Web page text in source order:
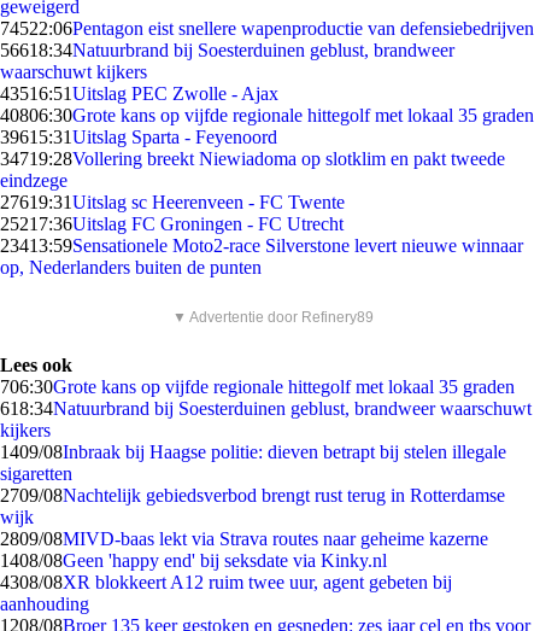
geweigerd
74522:06Pentagon eist snellere wapenproductie van defensiebedrijven
56618:34Natuurbrand bij Soesterduinen geblust, brandweer
waarschuwt kijkers
43516:51Uitslag PEC Zwolle - Ajax
40806:30Grote kans op vijfde regionale hittegolf met lokaal 35 graden
39615:31Uitslag Sparta - Feyenoord
34719:28Vollering breekt Niewiadoma op slotklim en pakt tweede
eindzege
27619:31Uitslag sc Heerenveen - FC Twente
25217:36Uitslag FC Groningen - FC Utrecht
23413:59Sensationele Moto2-race Silverstone levert nieuwe winnaar
op, Nederlanders buiten de punten
▼ Advertentie door Refinery89
Lees ook
706:30Grote kans op vijfde regionale hittegolf met lokaal 35 graden
618:34Natuurbrand bij Soesterduinen geblust, brandweer waarschuwt
kijkers
1409/08Inbraak bij Haagse politie: dieven betrapt bij stelen illegale
sigaretten
2709/08Nachtelijk gebiedsverbod brengt rust terug in Rotterdamse
wijk
2809/08MIVD-baas lekt via Strava routes naar geheime kazerne
1408/08Geen 'happy end' bij seksdate via Kinky.nl
4308/08XR blokkeert A12 ruim twee uur, agent gebeten bij
aanhouding
1208/08Broer 135 keer gestoken en gesneden: zes jaar cel en tbs voor